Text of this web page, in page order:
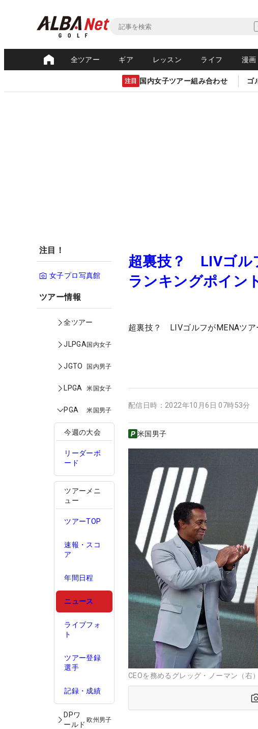
全ツアー ギア レッスン ライフ 漫画
注目 国内女子ツアー組み合わせ ゴ
注目！
女子プロ写真館
ツアー情報
全ツアー
JLPGA国内女子
JGTO 国内男子
LPGA 米国女子
PGA 米国男子
今週の大会
リーダーボ
ード
ツアーメニ
ュー
ツアーTOP
速報・スコ
ア
年間日程
ニュース
ライブフォ
ト
ツアー登録
選手
記録・成績
DPワ
ールド
欧州男子
超裏技？ LIVゴル
ランキングポイン
超裏技？ LIVゴルフがMENAツア
配信日時： 2022年10月6日 07時53分
米国男子
CEOを務めるグレッグ・ノーマン（